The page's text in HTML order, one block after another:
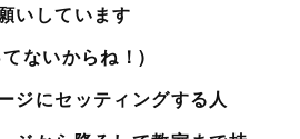
いしています
ないからね！)
ジにセッティングする人